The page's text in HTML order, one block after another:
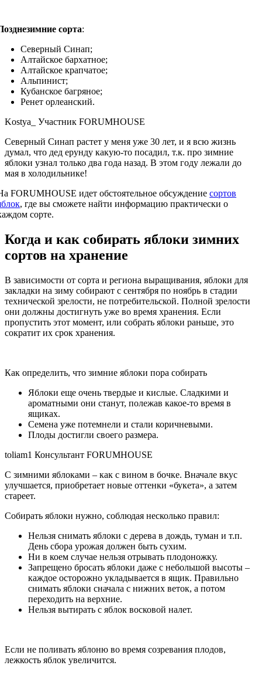
сорта:
Северный Синап;
Алтайское бархатное;
Алтайское крапчатое;
Альпинист;
Кубанское багряное;
Ренет орлеанский.
Kostya_ Участник FORUMHOUSE
Северный Синап растет у меня уже 30 лет, и я всю жизнь
думал, что дед ерунду какую-то посадил, т.к. про зимние
яблоки узнал только два года назад. В этом году лежали до
мая в холодильнике!
FORUMHOUSE идет обстоятельное обсуждениесортов
, где вы сможете найти информацию практически о
сорте.
Когда и как собирать яблоки зимних
сортов на хранение
В зависимости от сорта и региона выращивания, яблоки для
закладки на зиму собирают с сентября по ноябрь в стадии
технической зрелости, не потребительской. Полной зрелости
они должны достигнуть уже во время хранения. Если
пропустить этот момент, или собрать яблоки раньше, это
сократит их срок хранения.
Как определить, что зимние яблоки пора собирать
Яблоки еще очень твердые и кислые. Сладкими и
ароматными они станут, полежав какое-то время в
ящиках.
Семена уже потемнели и стали коричневыми.
Плоды достигли своего размера.
toliam1 Консультант FORUMHOUSE
С зимними яблоками – как с вином в бочке. Вначале вкус
улучшается, приобретает новые оттенки «букета», а затем
стареет.
Собирать яблоки нужно, соблюдая несколько правил:
Нельзя снимать яблоки с дерева в дождь, туман и т.п.
День сбора урожая должен быть сухим.
Ни в коем случае нельзя отрывать плодоножку.
Запрещено бросать яблоки даже с небольшой высоты –
каждое осторожно укладывается в ящик. Правильно
снимать яблоки сначала с нижних веток, а потом
переходить на верхние.
Нельзя вытирать с яблок восковой налет.
Если не поливать яблоню во время созревания плодов,
лежкость яблок увеличится.